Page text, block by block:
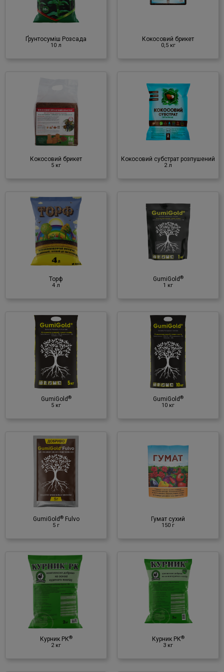
Ґрунтосуміш Розсада
10 л
Кокосовий брикет
0,5 кг
Субстрат
Кокосовий брикет
5 кг
Кокосовий субстрат розпушений
2 л
розпушений
2 л
Субстрат
Торф
4 л
GumiGold ®
1 кг
GumiGold®
1 кг
Органічне добриво
♦ гумінові речовини
GumiGold ®
5 кг
GumiGold ®
10 кг
GumiGold
10 кг
Органічне добриво
♦ гумінові речовини
GumiGold ®Fulvo
5 г
Гумат сухий
150 г
Гумат сухий
150 г
Органічне добриво
♦ гумінові речовини
Курник РК®
2 кг
Курник РК®
3 кг
Курник РК
3 кг
Органічне добриво
♦ гранульований курячий